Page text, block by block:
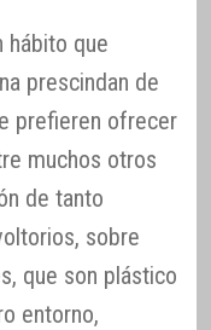
hábito que
prescindan de
prefieren ofrecer
muchos otros
de tanto
sobre
que son plástico
entorno,